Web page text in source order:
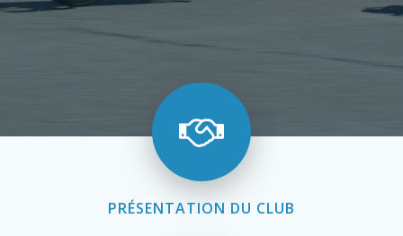
PRÉSENTATION DU CLUB